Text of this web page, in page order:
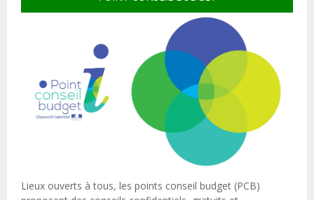
Lieux ouverts à tous, les points conseil budget (PCB)